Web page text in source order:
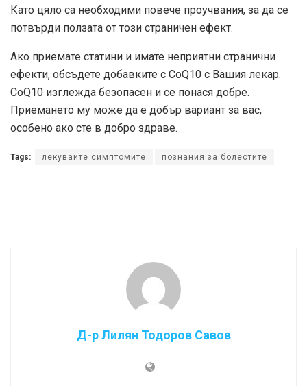
Като цяло са необходими повече проучвания, за да се
потвърди ползата от този страничен ефект.
Ако приемате статини и имате неприятни странични
ефекти, обсъдете добавките с CoQ10 с Вашия лекар.
CoQ10 изглежда безопасен и се понася добре.
Приемането му може да е добър вариант за вас,
особено ако сте в добро здраве.
Tags: лекувайте симптомите познания за болестите
Д-р Лилян Тодоров Савов